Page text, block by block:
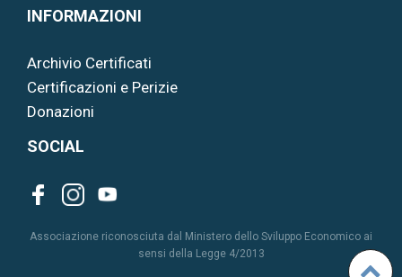
INFORMAZIONI
Archivio Certificati
Certificazioni e Perizie
Donazioni
SOCIAL
Associazione riconosciuta dal Ministero dello Sviluppo Economico ai
sensi della Legge 4/2013